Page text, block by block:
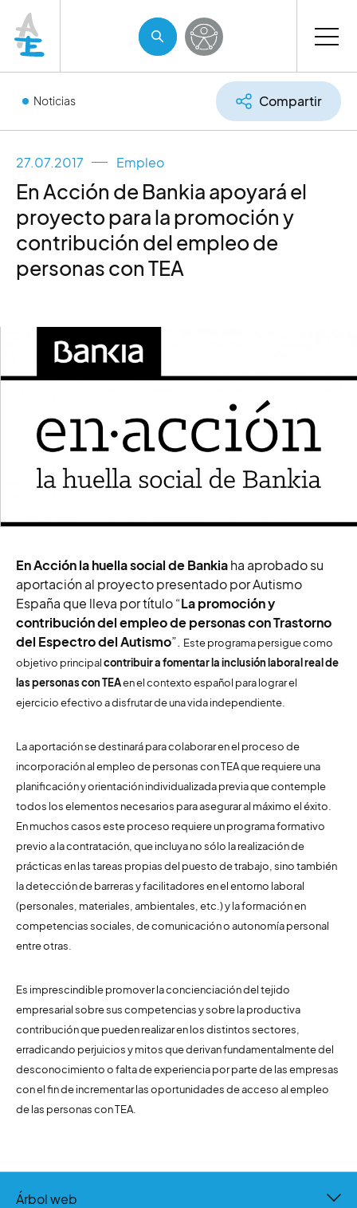
Noticias Compartir
27.07.2017 Empleo
En Acción de Bankia apoyará el
proyecto para la promoción y
contribución del empleo de
personas con TEA
En Acción la huella social de Bankiaha aprobado su
aportación al proyecto presentado por Autismo
España que lleva por título “La promoción y
contribución del empleo de personas con Trastorno
del Espectro del Autismo”. Este programa persigue como
objetivo principalcontribuir a fomentar la inclusión laboral real de
las personas con TEAen el contexto español para lograr el
ejercicio efectivo a disfrutar de una vida independiente.
La aportación se destinará para colaborar en el proceso de
incorporación al empleo de personas con TEA que requiere una
planificación y orientación individualizada previa que contemple
todos los elementos necesarios para asegurar al máximo el éxito.
En muchos casos este proceso requiere un programa formativo
previo a la contratación, que incluya no sólo la realización de
prácticas en las tareas propias del puesto de trabajo, sino también
la detección de barreras y facilitadores en el entorno laboral
(personales, materiales, ambientales, etc.) y la formación en
competencias sociales, de comunicación o autonomía personal
entre otras.
Es imprescindible promover la concienciación del tejido
empresarial sobre sus competencias y sobre la productiva
contribución que pueden realizar en los distintos sectores,
erradicando perjuicios y mitos que derivan fundamentalmente del
desconocimiento o falta de experiencia por parte de las empresas
con el fin de incrementar las oportunidades de acceso al empleo
de las personas con TEA.
Árbol web